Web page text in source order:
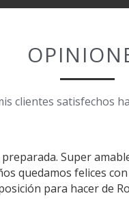
clientes satisfechos
Super
quedamos felices
para hacer de